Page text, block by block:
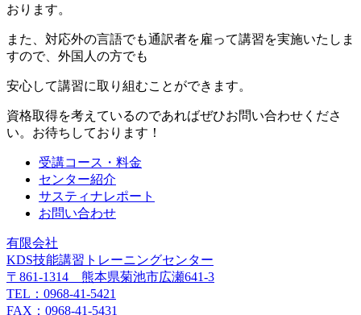
おります。
また、対応外の言語でも通訳者を雇って講習を実施いたしま
すので、外国人の方でも
安心して講習に取り組むことができます。
資格取得を考えているのであればぜひお問い合わせくださ
い。お待ちしております！
受講コース・料金
センター紹介
サスティナレポート
お問い合わせ
有限会社
KDS技能講習トレーニングセンター
〒861-1314 熊本県菊池市広瀬641-3
TEL：0968-41-5421
FAX：0968-41-5431